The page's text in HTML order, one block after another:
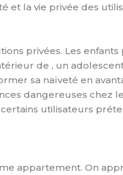
et la vie privée des
privées. Les
de , un
sa naïveté en
dangereuses chez
utilisateurs
appartement. On